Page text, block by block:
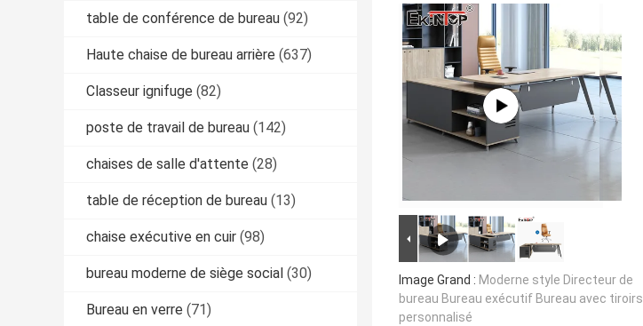
table de conférence de bureau (92)
Haute chaise de bureau arrière (637)
Classeur ignifuge (82)
poste de travail de bureau (142)
chaises de salle d'attente (28)
table de réception de bureau (13)
chaise exécutive en cuir (98)
bureau moderne de siège social (30)
Bureau en verre (71)
Image Grand : Moderne style Directeur de
bureau Bureau exécutif Bureau avec tiroirs
personnalisé